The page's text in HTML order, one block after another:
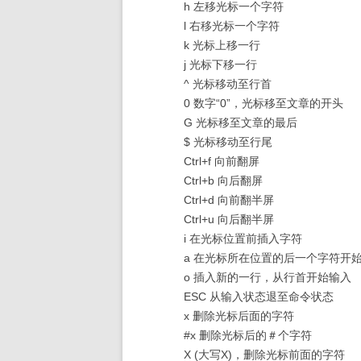
h 左移光标一个字符
l 右移光标一个字符
k 光标上移一行
j 光标下移一行
^ 光标移动至行首
0 数字“0”，光标移至文章的开头
G 光标移至文章的最后
$ 光标移动至行尾
Ctrl+f 向前翻屏
Ctrl+b 向后翻屏
Ctrl+d 向前翻半屏
Ctrl+u 向后翻半屏
i 在光标位置前插入字符
a 在光标所在位置的后一个字符开
o 插入新的一行，从行首开始输入
ESC 从输入状态退至命令状态
x 删除光标后面的字符
#x 删除光标后的＃个字符
X (大写X)，删除光标前面的字符